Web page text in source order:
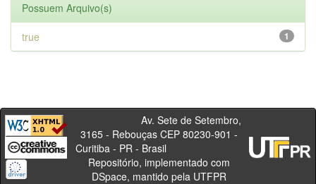
Possuem Arquivo(s)
1
true
Av. Sete de Setembro,
3165 - Rebouças CEP 80230-901 -
Curitiba - PR - Brasil
Repositório, implementado com
DSpace, mantido pela UTFPR